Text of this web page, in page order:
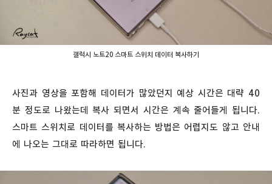
갤럭시 노트20 스마트 스위치 데이터 복사하기
사진과 영상을 포함해 데이터가 많았던지 예상 시간은 대략 40
분 정도로 나왔는데 복사 되면서 시간은 계속 줄어들게 됩니다.
스마트 스위치로 데이터를 복사하는 방법은 어렵지도 않고 안내
에 나오는 그대로 따라하면 됩니다.